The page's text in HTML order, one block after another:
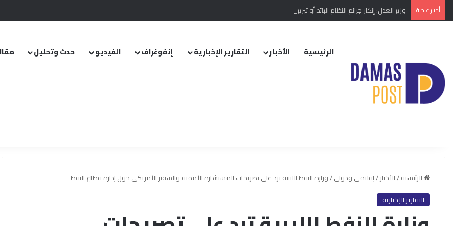
أخبار عاجلة وزير العدل: إنكار جرائم النظام البائد أو تبريرها مخالفة دستورية.. ومشروع قانون خاص إلى مجلس الشعب
الرئيسية الأخبار التقارير الإخبارية إنفوغراف الفيديو حدث وتحليل
الرئيسية/الأخبار/إقليمي ودولي/وزارة النفط الليبية ترد على تصريحات المستشارة الأممية والسفير الأمريكي حول إدارة قطاع النفط
التقارير الإخبارية